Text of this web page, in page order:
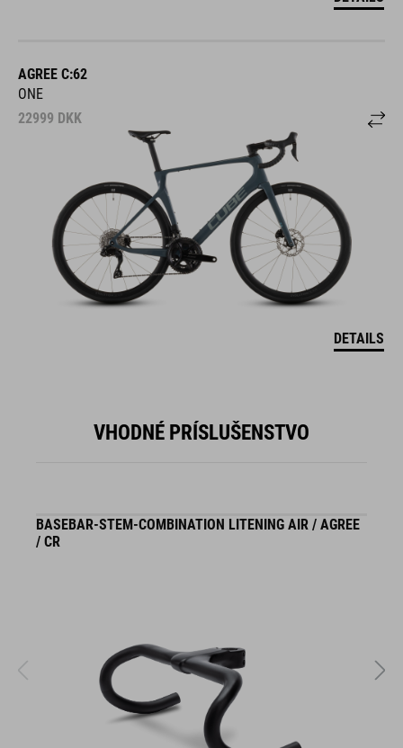
AGREE C:62
ONE
22999 DKK
DETAILS
VHODNÉ PRÍSLUŠENSTVO
BASEBAR-STEM-COMBINATION LITENING AIR / AGREE
/ CR